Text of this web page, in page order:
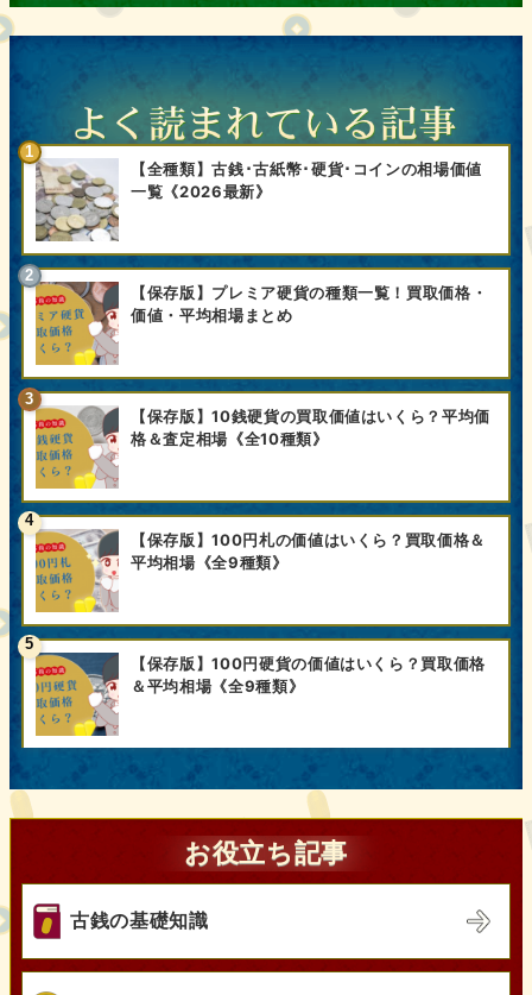
【全種類】古銭･古紙幣･硬貨･コインの相場価値
一覧《2026最新》
【保存版】プレミア硬貨の種類一覧！買取価格・
価値・平均相場まとめ
【保存版】10銭硬貨の買取価値はいくら？平均価
格＆査定相場《全10種類》
【保存版】100円札の価値はいくら？買取価格＆
平均相場《全9種類》
【保存版】100円硬貨の価値はいくら？買取価格
＆平均相場《全9種類》
お役立ち記事
古銭の基礎知識